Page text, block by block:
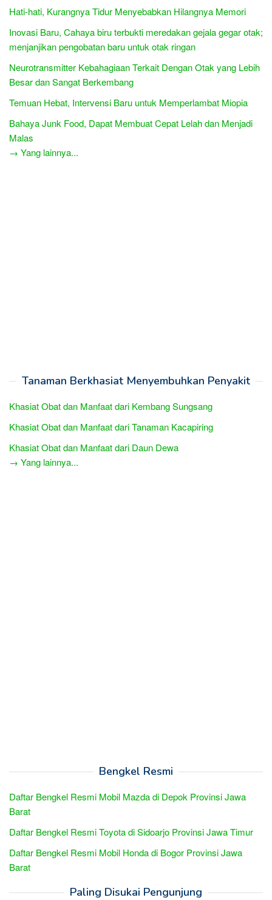
Hati-hati, Kurangnya Tidur Menyebabkan Hilangnya Memori
Inovasi Baru, Cahaya biru terbukti meredakan gejala gegar otak;
menjanjikan pengobatan baru untuk otak ringan
Neurotransmitter Kebahagiaan Terkait Dengan Otak yang Lebih
Besar dan Sangat Berkembang
Temuan Hebat, Intervensi Baru untuk Memperlambat Miopia
Bahaya Junk Food, Dapat Membuat Cepat Lelah dan Menjadi
Malas
→ Yang lainnya...
Tanaman Berkhasiat Menyembuhkan Penyakit
Khasiat Obat dan Manfaat dari Kembang Sungsang
Khasiat Obat dan Manfaat dari Tanaman Kacapiring
Khasiat Obat dan Manfaat dari Daun Dewa
→ Yang lainnya...
Bengkel Resmi
Daftar Bengkel Resmi Mobil Mazda di Depok Provinsi Jawa
Barat
Daftar Bengkel Resmi Toyota di Sidoarjo Provinsi Jawa Timur
Daftar Bengkel Resmi Mobil Honda di Bogor Provinsi Jawa
Barat
Paling Disukai Pengunjung